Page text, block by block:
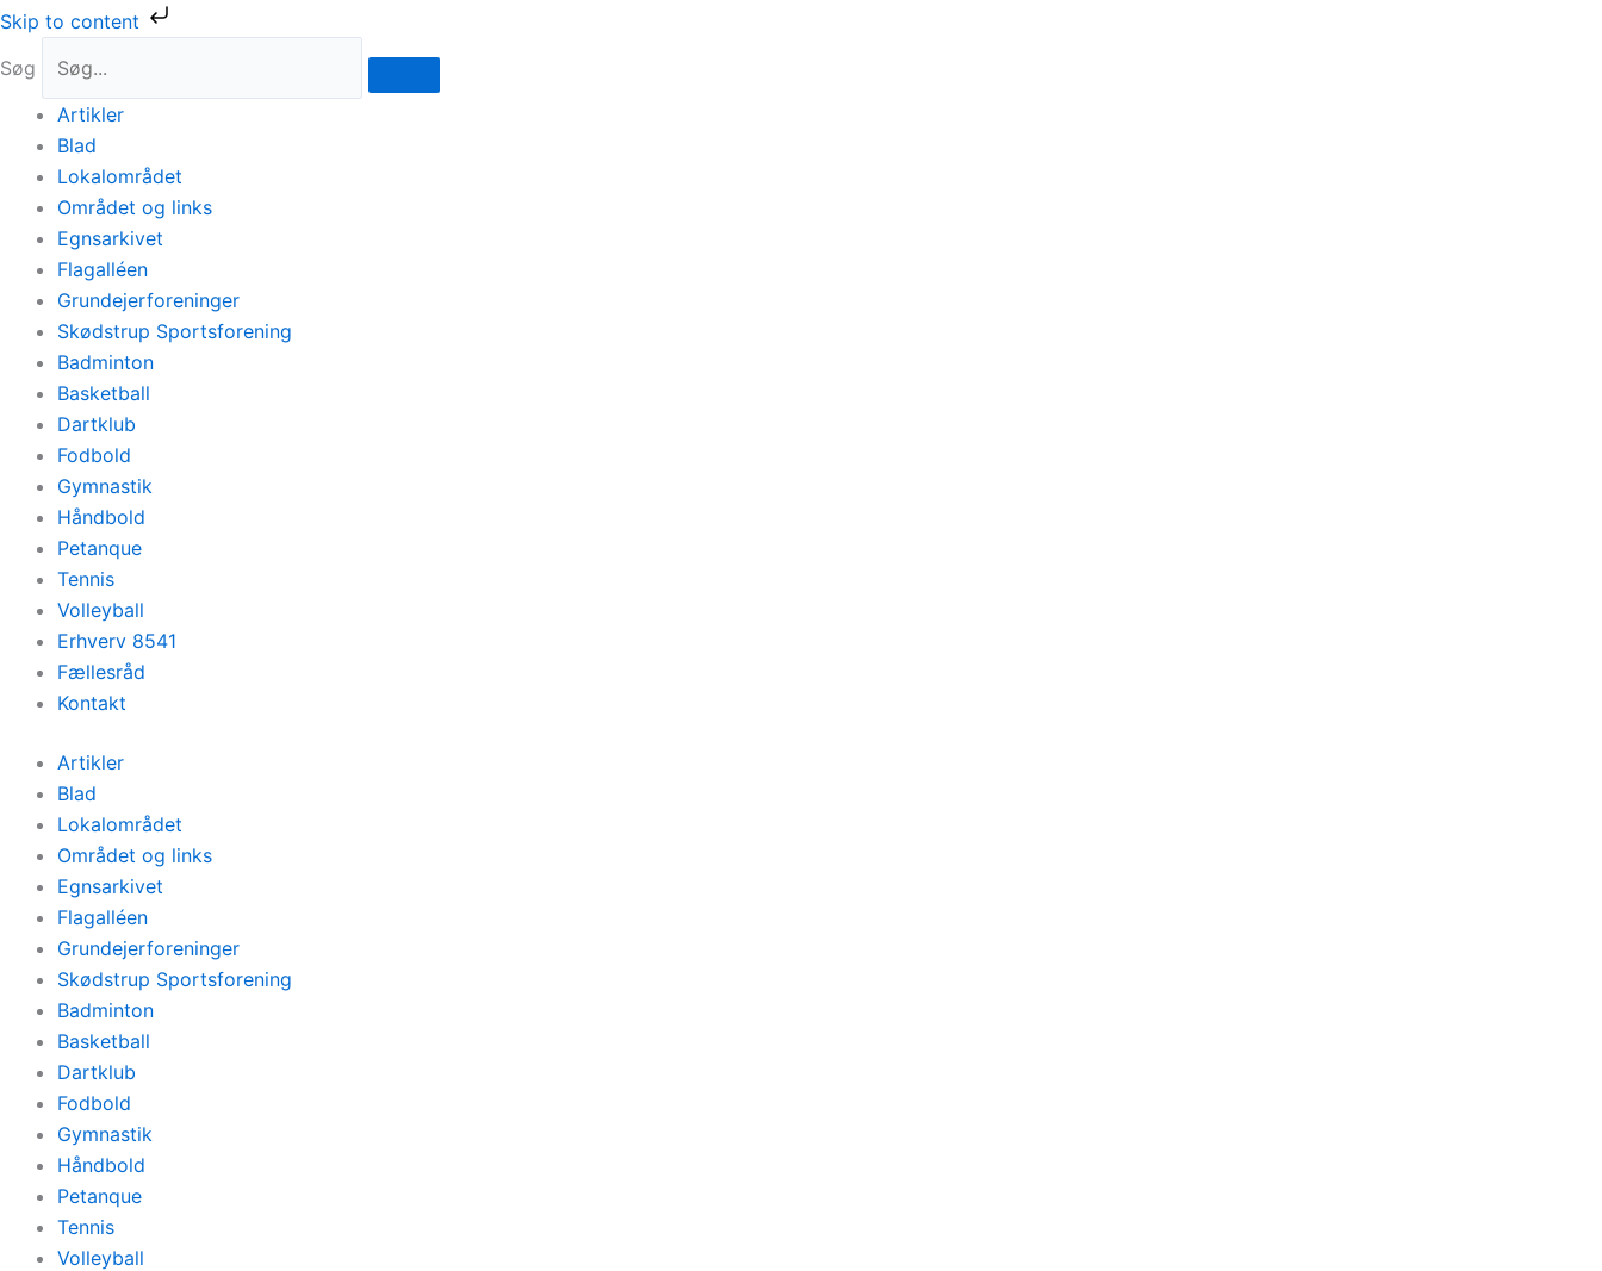
Skip to content
Gå
indholdet
Søg
Artikler
Blad
Lokalområdet
Området og links
Egnsarkivet
Flagalléen
Grundejerforeninger
Skødstrup Sportsforening
Badminton
Basketball
Dartklub
Fodbold
Gymnastik
Håndbold
Petanque
Tennis
Volleyball
Erhverv 8541
Fællesråd
Kontakt
Artikler
Blad
Lokalområdet
Området og links
Egnsarkivet
Flagalléen
Grundejerforeninger
Skødstrup Sportsforening
Badminton
Basketball
Dartklub
Fodbold
Gymnastik
Håndbold
Petanque
Tennis
Volleyball